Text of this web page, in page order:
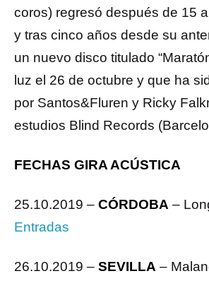
coros) regresó después de 15
y tras cinco años desde su
un nuevo disco titulado
luz el 26 de octubre y que ha
por Santos&Fluren y Ricky
estudios Blind Records
FECHAS GIRA ACÚSTICA
25.10.2019 – CÓRDOBA –
Entradas
26.10.2019 – SEVILLA –